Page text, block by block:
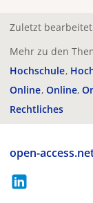
Zuletzt
Mehr zu den
Hochschule
Online Online
Rechtliches
open-